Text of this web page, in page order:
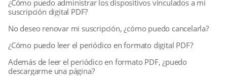
¿Cómo puedo administrar los dispositivos vinculados a mi
suscripción digital PDF?
No deseo renovar mi suscripción, ¿cómo puedo cancelarla?
¿Cómo puedo leer el periódico en formato digital PDF?
Además de leer el periódico en formato PDF, ¿puedo
descargarme una página?